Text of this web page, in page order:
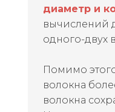
диаметр и
вычислений
одного-двух
Помимо
волокна
волокна